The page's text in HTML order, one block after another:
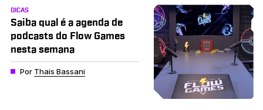
DICAS
Saiba qual é a agenda de
podcasts do Flow Games
nesta semana
Por Thais Bassani